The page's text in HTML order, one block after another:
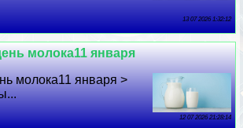
13 07 2026 1:32:12
молока11 января
молока11 января >
12 07 2026 21:28:14